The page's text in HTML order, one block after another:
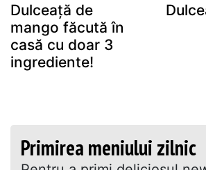
Dulceață de
mango făcută în
casă cu doar 3
ingrediente!
Primirea meniului zilnic